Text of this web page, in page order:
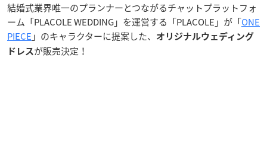
結婚式業界唯⼀のプランナーとつながるチャットプラットフォ
ーム「PLACOLE WEDDING」を運営する「PLACOLE」が「ONE
PIECE 」のキャラクターに提案した、
オリジナルウェディング
ドレス が販売決定！